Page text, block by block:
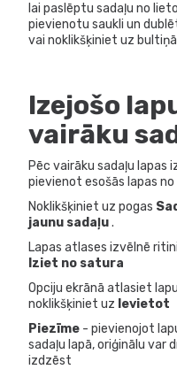
lai paslēptu sadaļu no
pievienotu saukli un
vai noklikšķiniet uz
Izejošo
vairāku
Pēc vairāku sadaļu lapas
pievienot esošās lapas
Noklikšķiniet uz pogas
jaunu sadaļu.
Lapas atlases izvēlnē
Iziet no satura
Opciju ekrānā atlasiet
noklikšķiniet uz Ievietot
Piezīme - pievienojot
sadaļu lapā, oriģinālu var
izdzēst